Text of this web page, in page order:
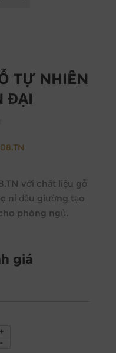
TỰ NHIÊN
ĐẠI
với chất liệu gỗ
nỉ đầu giường tạo
phòng ngủ.
giá
+
-